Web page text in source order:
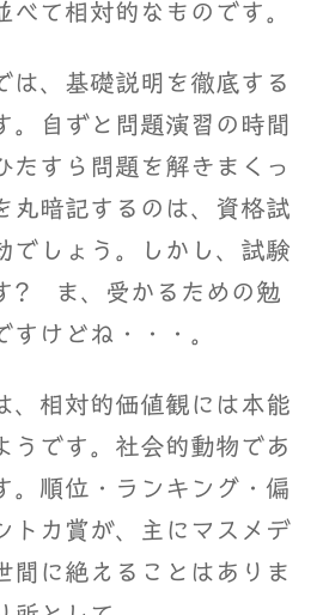
べて相対的なものです。
、基礎説明を徹底する
。自ずと問題演習の時間
たすら問題を解きまくっ
丸暗記するのは、資格試
でしょう。しかし、試験
? ま、受かるための勉
すけどね・・・。
相対的価値観には本能
うです。社会的動物であ
。順位・ランキング・偏
トカ賞が、主にマスメデ
間に絶えることはありま